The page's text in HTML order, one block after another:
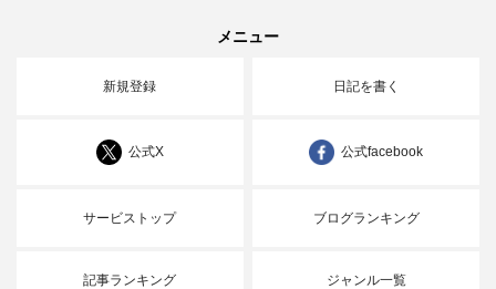
メニュー
新規登録 日記を書く
公式X 公式facebook
サービストップ ブログランキング
記事ランキング ジャンル一覧